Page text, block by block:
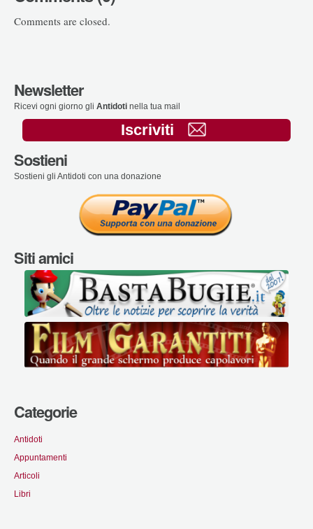
Comments are closed.
Newsletter
Ricevi ogni giorno gli Antidoti nella tua mail
Iscriviti
Sostieni
Sostieni gli Antidoti con una donazione
Siti amici
Categorie
Antidoti
Appuntamenti
Articoli
Libri